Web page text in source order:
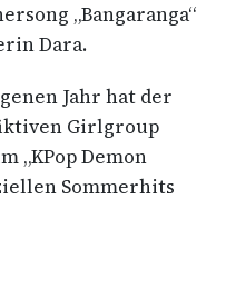
„Bangaranga“
Dara.
Jahr hat der
Girlgroup
„KPop Demon
Sommerhits